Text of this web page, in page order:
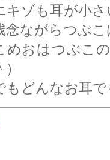
キゾも耳が小
念ながらつぶ
めおはつぶこ
）
もどんなお耳